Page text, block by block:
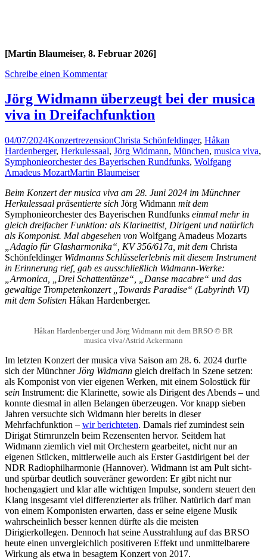
[Martin Blaumeiser, 8. Februar 2026]
Schreibe einen Kommentar
Jörg Widmann überzeugt bei der musica
viva in Dreifachfunktion
04/07/2024KonzertrezensionChrista Schönfeldinger, Håkan
Hardenberger, Herkulessaal, Jörg Widmann, München, musica viva,
Symphonieorchester des Bayerischen Rundfunks, Wolfgang
Amadeus MozartMartin Blaumeiser
Beim Konzert der musica viva am 28. Juni 2024 im Münchner
Herkulessaal präsentierte sich Jörg Widmann mit dem
Symphonieorchester des Bayerischen Rundfunks einmal mehr in
gleich dreifacher Funktion: als Klarinettist, Dirigent und natürlich
als Komponist. Mal abgesehen von Wolfgang Amadeus Mozarts
„Adagio für Glasharmonika“, KV 356/617a, mit dem Christa
SchönfeldingerWidmanns Schlüsselerlebnis mit diesem Instrument
in Erinnerung rief, gab es ausschließlich Widmann-Werke:
„Armonica, „Drei Schattentänze“, „Danse macabre“ und das
gewaltige Trompetenkonzert „Towards Paradise“ (Labyrinth VI)
mit dem Solisten Håkan Hardenberger.
Håkan Hardenberger und Jörg Widmann mit dem BRSO © BR
musica viva/Astrid Ackermann
Im letzten Konzert der musica viva Saison am 28. 6. 2024 durfte
sich der MünchnerJörg Widmann gleich dreifach in Szene setzen:
als Komponist von vier eigenen Werken, mit einem Solostück für
sein Instrument: die Klarinette, sowie als Dirigent des Abends – und
konnte diesmal in allen Belangen überzeugen. Vor knapp sieben
Jahren versuchte sich Widmann hier bereits in dieser
Mehrfachfunktion – wir berichteten. Damals rief zumindest sein
Dirigat Stirnrunzeln beim Rezensenten hervor. Seitdem hat
Widmann ziemlich viel mit Orchestern gearbeitet, nicht nur an
eigenen Stücken, mittlerweile auch als Erster Gastdirigent bei der
NDR Radiophilharmonie (Hannover). Widmann ist am Pult sicht-
und spürbar deutlich souveräner geworden: Er gibt nicht nur
hochengagiert und klar alle wichtigen Impulse, sondern steuert den
Klang insgesamt viel differenzierter als früher. Natürlich darf man
von einem Komponisten erwarten, dass er seine eigene Musik
wahrscheinlich besser kennen dürfte als die meisten
Dirigierkollegen. Dennoch hat seine Ausstrahlung auf das BRSO
heute einen unvergleichlich positiveren Effekt und unmittelbarere
Wirkung als etwa in besagtem Konzert von 2017.